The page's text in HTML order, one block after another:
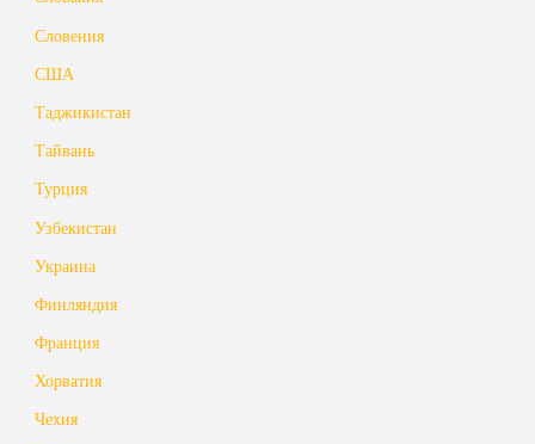
Словения
США
Таджикистан
Тайвань
Турция
Узбекистан
Украина
Финляндия
Франция
Хорватия
Чехия